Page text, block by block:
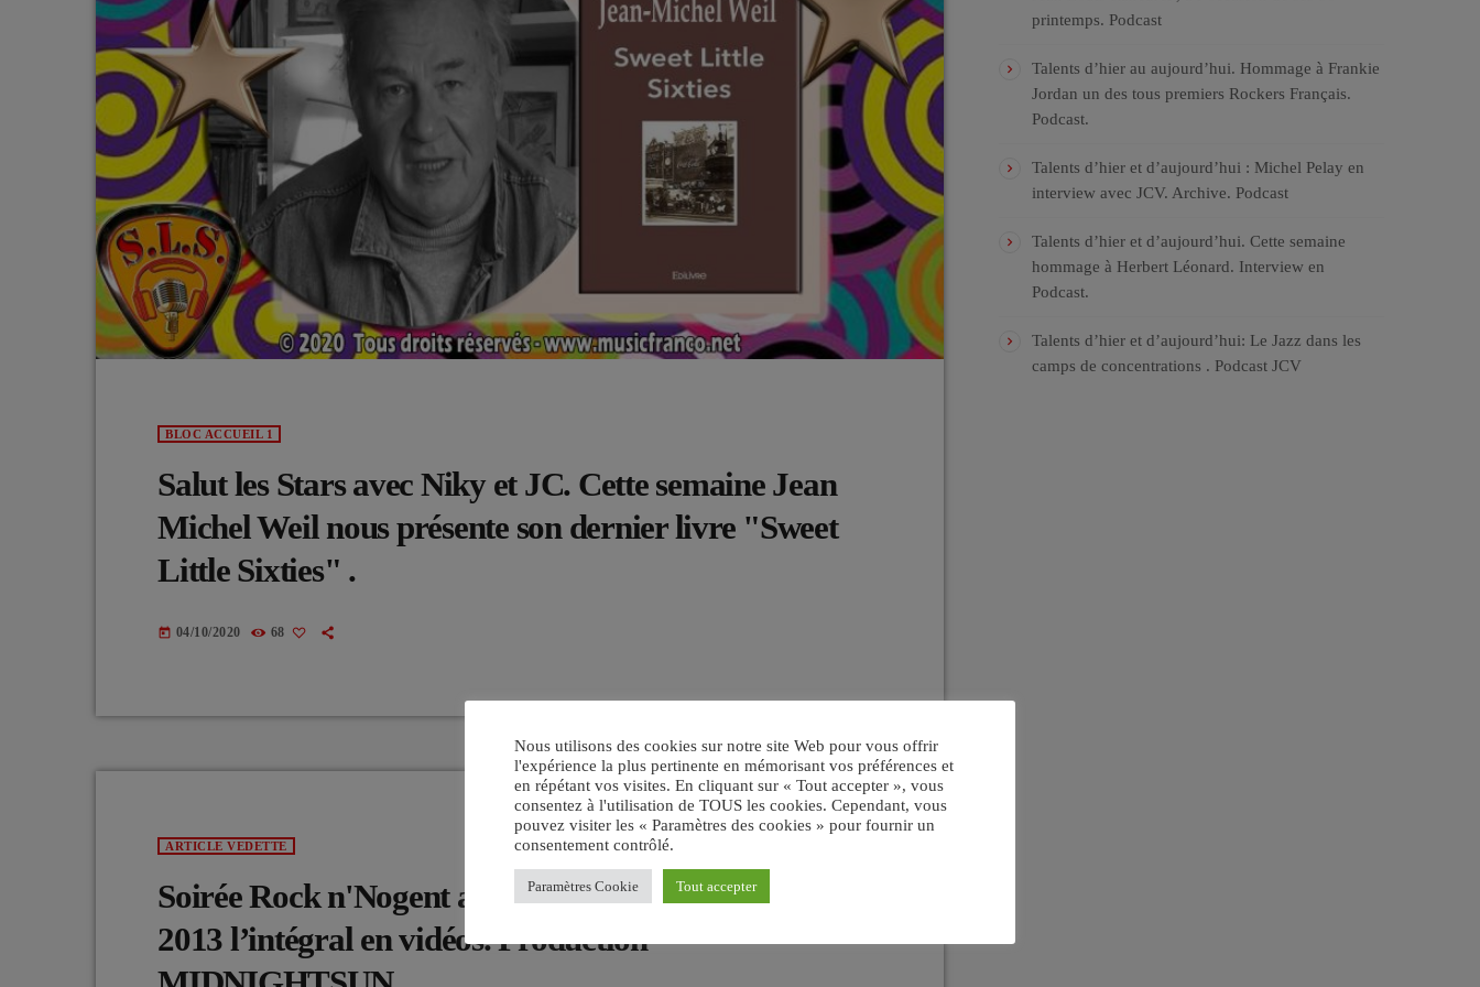
BLOC ACCUEIL 1
Salut les Stars avec Niky et JC. Cette semaine Jean
Michel Weil nous présente son dernier livre "Sweet
Little Sixties" .
today 04/10/2020 68
ARTICLE VEDETTE
Soirée Rock n'Nogent au Pavillon Baltard du 6 avril
2013 l’intégral en vidéos. Production
printemps. Podcast
Talents d’hier au aujourd’hui. Hommage à Frankie
Jordan un des tous premiers Rockers Français.
Podcast.
Talents d’hier et d’aujourd’hui : Michel Pelay en
interview avec JCV. Archive. Podcast
Talents d’hier et d’aujourd’hui. Cette semaine
hommage à Herbert Léonard. Interview en
Podcast.
Talents d’hier et d’aujourd’hui: Le Jazz dans les
camps de concentrations . Podcast JCV
Nous utilisons des cookies sur notre site Web pour vous offrir
l'expérience la plus pertinente en mémorisant vos préférences et
en répétant vos visites. En cliquant sur « Tout accepter », vous
consentez à l'utilisation de TOUS les cookies. Cependant, vous
pouvez visiter les « Paramètres des cookies » pour fournir un
consentement contrôlé.
Paramètres Cookie Tout accepter